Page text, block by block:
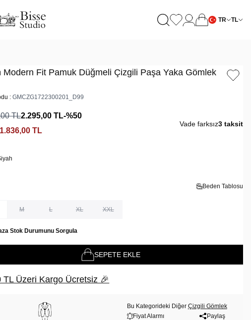
TR TL
Modern Fit Pamuk Düğmeli Çizgili Paşa Yaka Gömlek
:GMCZG1722300201_D99
TL2.295,00 TL-%50
1.836,00 TL
Vade farksız3 taksit
Beden Tablosu
M L XL XXL
Stok Durumunu Sorgula
SEPETE EKLE
TL Üzeri Kargo Ücretsiz 🎉
Bu Kategorideki Diğer Çizgili Gömlek
Fiyat Alarmı
Paylaş